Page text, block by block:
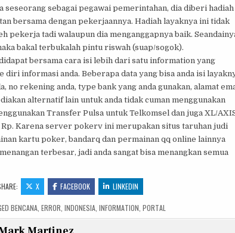
sebagai pegawai pemerintahan, dia diberi hadiah
bersama dengan pekerjaannya. Hadiah layaknya ini tidak
pekerja tadi walaupun dia menganggapnya baik.
bakal terbukalah pintu riswah (suap/sogok).
bersama cara isi lebih dari satu information yang
diri informasi anda. Beberapa data yang bisa anda isi
no rekening anda, type bank yang anda gunakan, alamat
alternatif lain untuk anda tidak cuman menggunakan
Transfer Pulsa untuk Telkomsel dan juga XL/
Karena server pokerv ini merupakan situs taruhan judi
kartu poker, bandarq dan permainan qq online lainnya
terbesar, jadi anda sangat bisa menangkan semua
X FACEBOOK LINKEDIN
BENCANA, ERROR INDONESIA, INFORMATION PORTAL